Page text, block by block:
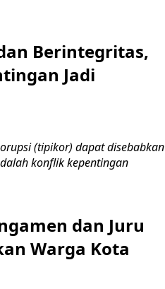
Berintegritas,
Jadi
(tipikor) dapat disebabkan
konflik kepentingan
dan Juru
Warga Kota